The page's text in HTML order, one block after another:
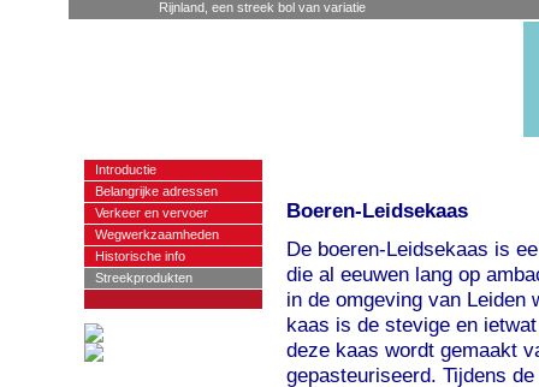
Rijnland, een streek bol van variatie
Introductie
Belangrijke adressen
Verkeer en vervoer
Wegwerkzaamheden
Historische info
Streekprodukten
Boeren-Leidsekaas
De boeren-Leidsekaas is
die al eeuwen lang op
in de omgeving van Leiden
kaas is de stevige en
deze kaas wordt gemaakt
gepasteuriseerd. Tijdens